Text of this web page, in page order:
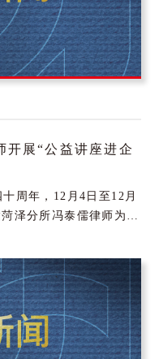
开展“公益讲座进企
周年，12月4日至12月
泽分所冯泰儒律师为菏
党的二十大精神为指